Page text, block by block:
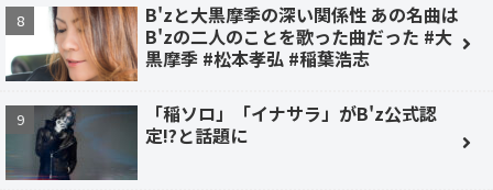
B'zと大黒摩季の深い関係性 あの名曲は
B'zの二人のことを歌った曲だった #大
黒摩季 #松本孝弘 #稲葉浩志
「稲ソロ」「イナサラ」がB'z公式認
定!?と話題に